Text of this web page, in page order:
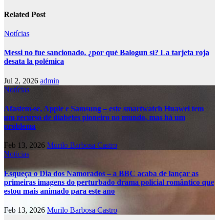
Related Post
Notícias
Messi no fue sancionado, ¿por qué Balogun sí? La tarjeta roja
desata la polémica
Jul 2, 2026 admin
Notícias
Afastem-se, Apple e Samsung – este smartwatch Huawei tem
um recurso de diabetes pioneiro no mundo, mas há um
problema
Feb 13, 2026 Murilo Barbosa Castro
Notícias
Esqueça o Dia dos Namorados – a BBC acaba de lançar as
primeiras imagens do perturbado drama policial romântico que
estou mais animado para este ano
Feb 13, 2026 Murilo Barbosa Castro